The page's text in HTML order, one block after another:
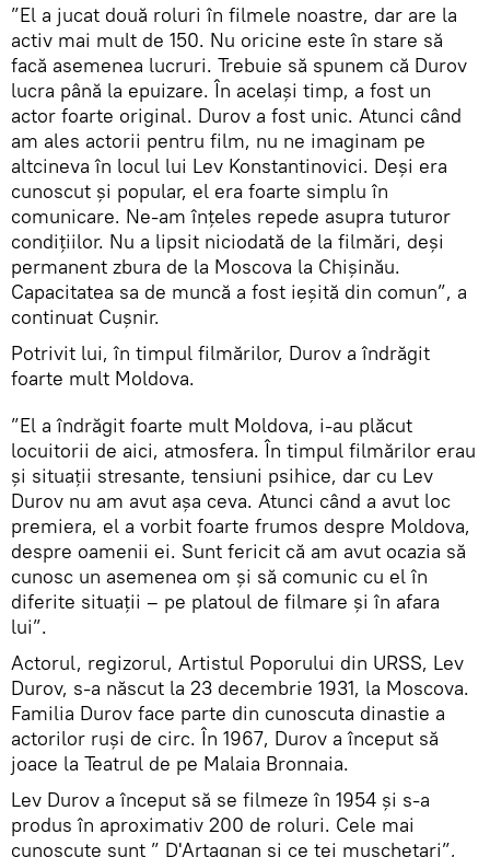
”El a jucat două roluri în filmele noastre, dar are la
activ mai mult de 150. Nu oricine este în stare să
facă asemenea lucruri. Trebuie să spunem că Durov
lucra până la epuizare. În acelaşi timp, a fost un
actor foarte original. Durov a fost unic. Atunci când
am ales actorii pentru film, nu ne imaginam pe
altcineva în locul lui Lev Konstantinovici. Deși era
cunoscut și popular, el era foarte simplu în
comunicare. Ne-am înțeles repede asupra tuturor
condițiilor. Nu a lipsit niciodată de la filmări, deși
permanent zbura de la Moscova la Chișinău.
Capacitatea sa de muncă a fost ieşită din comun”, a
continuat Cușnir.
Potrivit lui, în timpul filmărilor, Durov a îndrăgit
foarte mult Moldova.
”El a îndrăgit foarte mult Moldova, i-au plăcut
locuitorii de aici, atmosfera. În timpul filmărilor erau
şi situații stresante, tensiuni psihice, dar cu Lev
Durov nu am avut așa ceva. Atunci când a avut loc
premiera, el a vorbit foarte frumos despre Moldova,
despre oamenii ei. Sunt fericit că am avut ocazia să
cunosc un asemenea om și să comunic cu el în
diferite situații – pe platoul de filmare și în afara
lui”.
Actorul, regizorul, Artistul Poporului din URSS, Lev
Durov, s-a născut la 23 decembrie 1931, la Moscova.
Familia Durov face parte din cunoscuta dinastie a
actorilor ruși de circ. În 1967, Durov a început să
joace la Teatrul de pe Malaia Bronnaia.
Lev Durov a început să se filmeze în 1954 și s-a
produs în aproximativ 200 de roluri. Cele mai
cunoscute sunt ” D'Artagnan și ce tei mușchetari”,